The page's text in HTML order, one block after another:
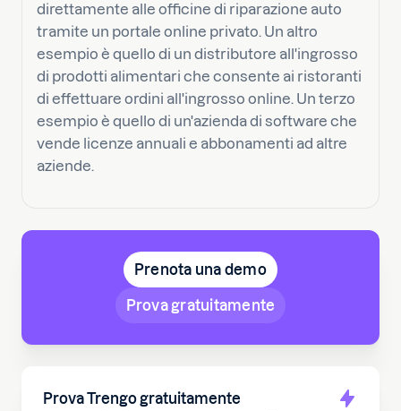
Prova Trengo gratuitamente
direttamente alle officine di riparazione auto
tramite un portale online privato. Un altro
esempio è quello di un distributore all'ingrosso
di prodotti alimentari che consente ai ristoranti
di effettuare ordini all'ingrosso online. Un terzo
esempio è quello di un'azienda di software che
vende licenze annuali e abbonamenti ad altre
aziende.
Prenota una demo
Prova gratuitamente